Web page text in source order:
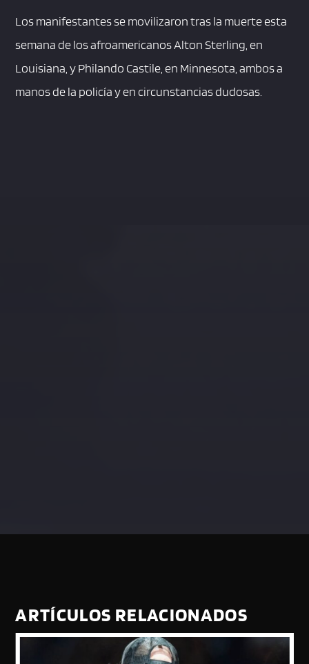
Los manifestantes se movilizaron tras la muerte esta
semana de los afroamericanos Alton Sterling, en
Louisiana, y Philando Castile, en Minnesota, ambos a
manos de la policía y en circunstancias dudosas.
ARTÍCULOS RELACIONADOS